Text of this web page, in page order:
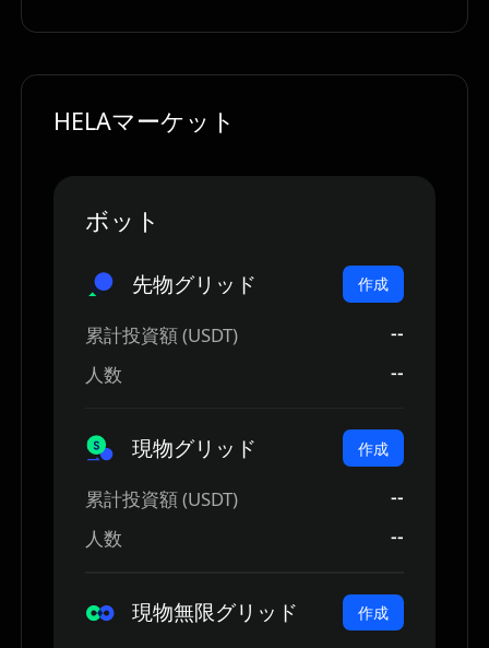
HELAマーケット
ボット
先物グリッド 作成
累計投資額 (USDT) --
人数 --
現物グリッド 作成
累計投資額 (USDT) --
人数 --
現物無限グリッド 作成